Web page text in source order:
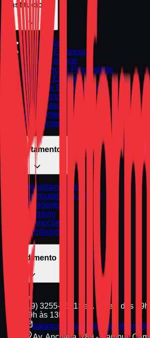
Institucional
Sobre Nós
Sobre a Empresa
Como Comprar
Segurança e Privacidade
Envio e Entrega
Trocas e Devoluções
Fale Conosco
Especialidades
Atendimento Regional
Atendimento Urgente
Departamentos
Departamentos
Computadores Gamer
Notebooks
Premium
Promoções
Seminovos
Atendimento
(19) 3255-1661Seg. a Sex. das 09h
09h às 13h